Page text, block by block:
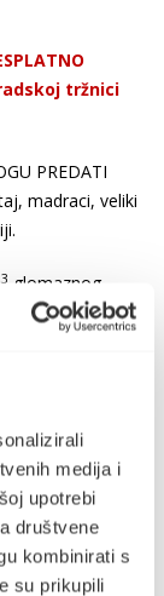
medija i
upotrebi
društvene
kombinirati s
su prikupili
tržnici
PREDATI
madraci, veliki
3 glomaznog
Komunalnom
SAMO
po važećem